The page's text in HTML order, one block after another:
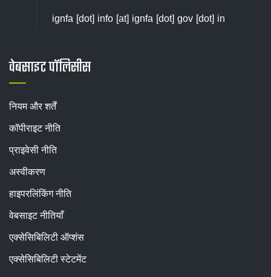
ignfa [dot] info [at] ignfa [dot] gov [dot] in
वेबसाइट पॉलिसीस
नियम और शर्तें
कॉपीराइट नीति
प्राइवेसी नीति
अस्वीकरण
हाइपरलिंकिंग नीति
वेबसाइट नीतियाँ
एक्सेसिबिलिटी ऑप्शंस
एक्सेसिबिलिटी स्टेटमेंट